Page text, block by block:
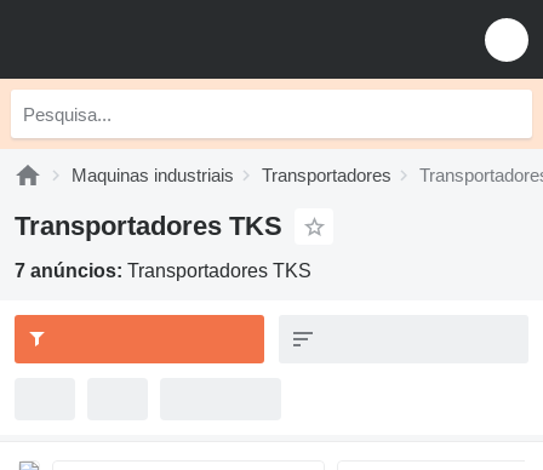
Maquinas industriais Transportadores
Transportadores TKS
7 anúncios: Transportadores TKS